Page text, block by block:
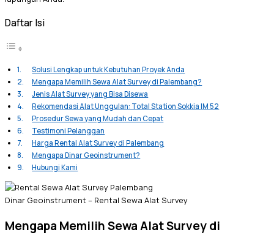
Daftar Isi
Solusi Lengkap untuk Kebutuhan Proyek Anda
Mengapa Memilih Sewa Alat Survey di Palembang?
Jenis Alat Survey yang Bisa Disewa
Rekomendasi Alat Unggulan: Total Station Sokkia IM 52
Prosedur Sewa yang Mudah dan Cepat
Testimoni Pelanggan
Harga Rental Alat Survey di Palembang
Mengapa Dinar Geoinstrument?
Hubungi Kami
Dinar Geoinstrument – Rental Sewa Alat Survey
Mengapa Memilih Sewa Alat Survey di